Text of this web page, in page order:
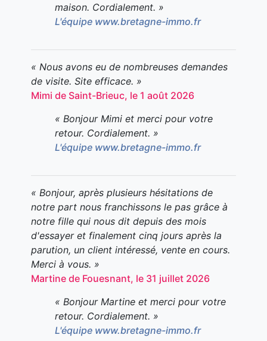
maison. Cordialement. »
L'équipe www.bretagne-immo.fr
« Nous avons eu de nombreuses demandes
de visite. Site efficace. »
Mimi de Saint-Brieuc, le 1 août 2026
« Bonjour Mimi et merci pour votre
retour. Cordialement. »
L'équipe www.bretagne-immo.fr
« Bonjour, après plusieurs hésitations de
notre part nous franchissons le pas grâce à
notre fille qui nous dit depuis des mois
d'essayer et finalement cinq jours après la
parution, un client intéressé, vente en cours.
Merci à vous. »
Martine de Fouesnant, le 31 juillet 2026
« Bonjour Martine et merci pour votre
retour. Cordialement. »
L'équipe www.bretagne-immo.fr